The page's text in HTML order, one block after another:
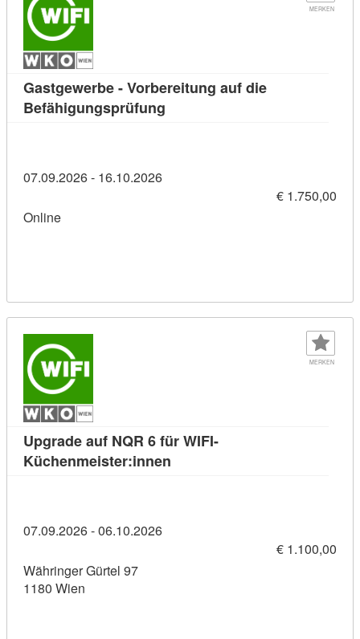
MERKEN
Gastgewerbe - Vorbereitung auf die
Befähigungsprüfung
07.09.2026 - 16.10.2026
€ 1.750,00
Online
MERKEN
Upgrade auf NQR 6 für WIFI-
Küchenmeister:innen
07.09.2026 - 06.10.2026
€ 1.100,00
Währinger Gürtel 97
1180 Wien